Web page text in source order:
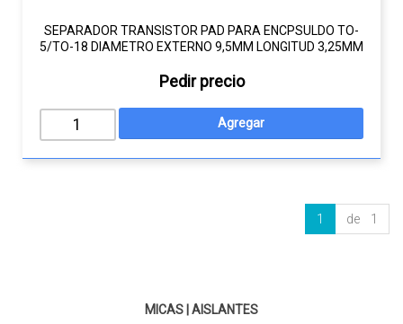
SEPARADOR TRANSISTOR PAD PARA ENCPSULDO TO-
5/TO-18 DIAMETRO EXTERNO 9,5MM LONGITUD 3,25MM
Pedir precio
1 de 1
MICAS AISLANTES